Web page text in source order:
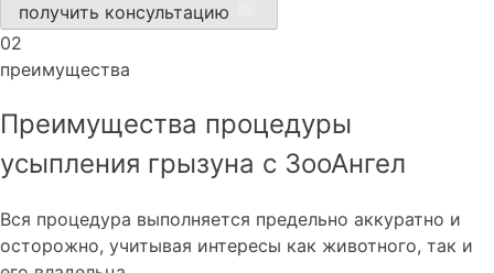
получить консультацию
02
преимущества
Преимущества процедуры
усыпления грызуна с ЗооАнгел
Вся процедура выполняется предельно аккуратно и
осторожно, учитывая интересы как животного, так и